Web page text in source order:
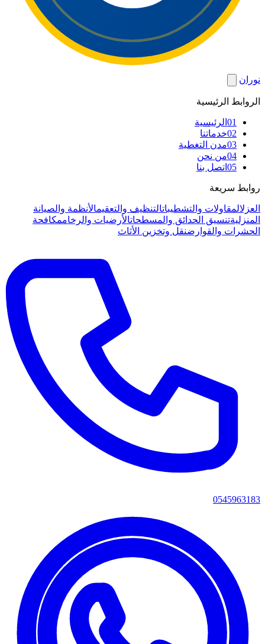
نوران
الروابط الرئيسية
01 الرئيسية
02خدماتنا
03مدن التغطية
04من نحن
05 اتصل بنا
روابط سريعة
العزلالمقاولات والتشطيباتالتنظيف والتعقيمالأنظمة والصيانة
المنزليةتنسيق الحدائق والمسطحاتالأرضيات والرخاممكافحة
الحشرات والقوارضنقل وتخزين الأثاث
0545963183